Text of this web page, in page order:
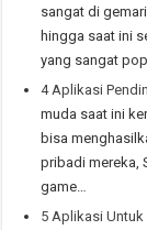
sangat di
hingga saat ini
yang sangat
4 Aplikasi
muda saat ini
bisa
pribadi mereka,
game…
5 Aplikasi Untuk